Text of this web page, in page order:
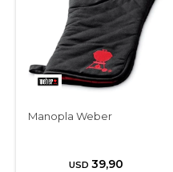
Manopla Weber
USD 39,90